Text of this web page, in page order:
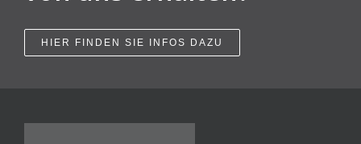
HIER FINDEN SIE INFOS DAZU